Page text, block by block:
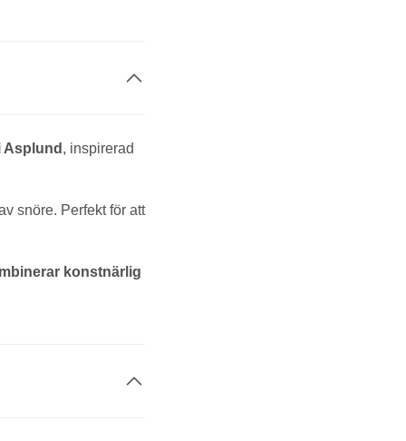
Asplund , inspirerad
snöre. Perfekt för att
konstnärlig